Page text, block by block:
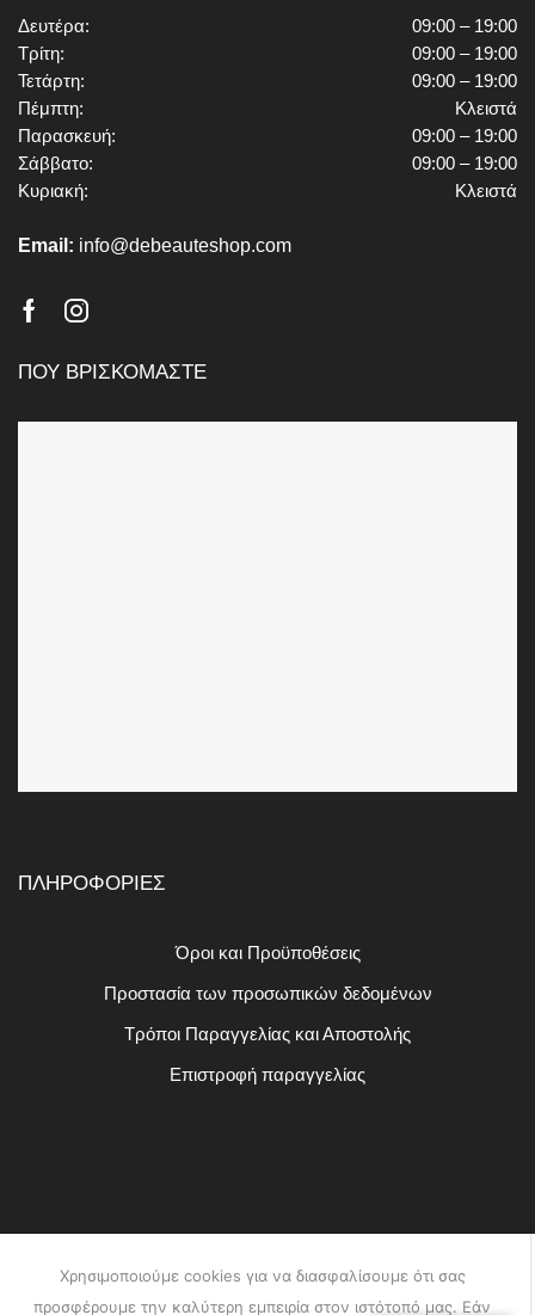
Δευτέρα:
09:00 – 19:00
Τρίτη:
09:00 – 19:00
Τετάρτη:
09:00 – 19:00
Πέμπτη:
Κλειστά
Παρασκευή:
09:00 – 19:00
Σάββατο:
09:00 – 19:00
Κυριακή:
Κλειστά
Email: info@debeauteshop.com
FacebookInstagram
ΠΟΥ ΒΡΙΣΚΟΜΑΣΤΕ
ΠΛΗΡΟΦΟΡΙΕΣ
Όροι και Προϋποθέσεις
Προστασία των προσωπικών δεδομένων
Τρόποι Παραγγελίας και Αποστολής
Επιστροφή παραγγελίας
Χρησιμοποιούμε cookies για να διασφαλίσουμε ότι σας
προσφέρουμε την καλύτερη εμπειρία στον ιστότοπό μας. Εάν